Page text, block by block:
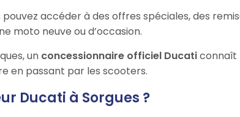
pouvez accéder à des offres spéciales, des
moto neuve ou d’occasion.
un concessionnaire officiel Ducaticonnaît
en passant par les scooters.
Ducati à Sorgues ?